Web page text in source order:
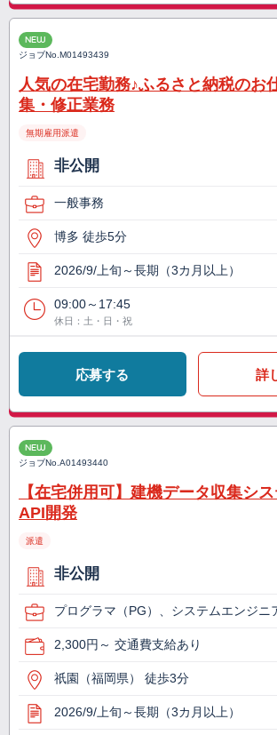
NEW
ジョブNo.M01493439
人気の在宅勤務♪ふるさと納税のお
集・修正業務
無期雇用派遣
非公開
一般事務
博多 徒歩5分
2026/9/上旬～長期（3カ月以上）
09:00～17:45
休日：土・日・祝
応募する 詳
NEW
ジョブNo.A01493440
【在宅併用可】建機データ収集シ
API開発
派遣
非公開
プログラマ（PG）、システムエンジニ
2,300円～ 交通費支給あり
祇園（福岡県） 徒歩3分
2026/9/上旬～長期（3カ月以上）